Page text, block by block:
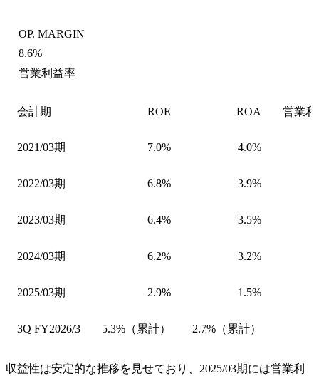
OP. MARGIN
8.6%
営業利益率
会計期 ROE ROA 営業
2021/03期 7.0% 4.0%
2022/03期 6.8% 3.9%
2023/03期 6.4% 3.5%
2024/03期 6.2% 3.2%
2025/03期 2.9% 1.5%
3Q FY2026/3 5.3%（累計） 2.7%（累計）
収益性は安定的な推移を見せており、2025/03期には営業利